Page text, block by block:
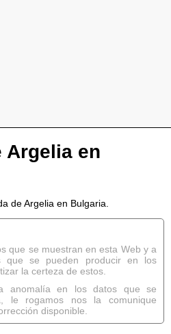
Argelia en
de Argelia en Bulgaria.
que se muestran en esta Web y a
que se pueden producir en los
la certeza de estos.
anomalía en los datos que se
le rogamos nos la comunique
disponible.